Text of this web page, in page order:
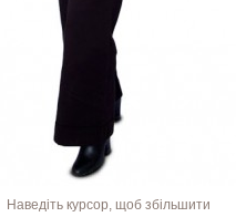
Наведіть курсор, щоб збільшити